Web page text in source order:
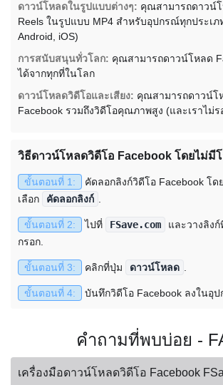
ดาวน์โหลดในรูปแบบต่างๆ: คุณสามารถดาวน์
Reels ในรูปแบบ MP4 สำหรับอุปกรณ์ทุกประเภ
Android, iOS)
การสนับสนุนทั่วโลก: คุณสามารถดาวน์โหลด
ได้จากทุกที่ในโลก
ดาวน์โหลดวิดีโอและเสียง: คุณสามารถดาวน์โ
Facebook รวมถึงวิดีโอคุณภาพสูง (และเราไม่ร
วิธีดาวน์โหลดวิดีโอ Facebook โดยไม่มี
ขั้นตอนที่ 1: คัดลอกลิงก์วิดีโอ Facebook โด
เลือก
คัดลอกลิงก์
ขั้นตอนที่ 2: ไปที่ FSave.com
และวางลิง
กรอก.
ขั้นตอนที่ 3: คลิกที่ปุ่ม ดาวน์โหลด
ขั้นตอนที่ 4: บันทึกวิดีโอ Facebook ลงในอุ
คำถามที่พบบ่อย -
เครื่องมือดาวน์โหลดวิดีโอ Facebook